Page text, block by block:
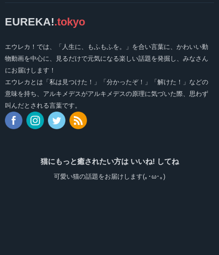
EUREKA!.tokyo
エウレカ！では、「人生に、もふもふを。」を合い言葉に、かわいい動
物動画を中心に、見るだけで元気になる楽しい話題を発掘し、みなさん
にお届けします！
エウレカとは「私は見つけた！」「分かったぞ！」「解けた！」などの
意味を持ち、アルキメデスがアルキメデスの原理に気づいた際、思わず
叫んだとされる言葉です。
猫にもっと癒されたい方は いいね! してね
可愛い猫の話題をお届けします(｡･ω･｡)